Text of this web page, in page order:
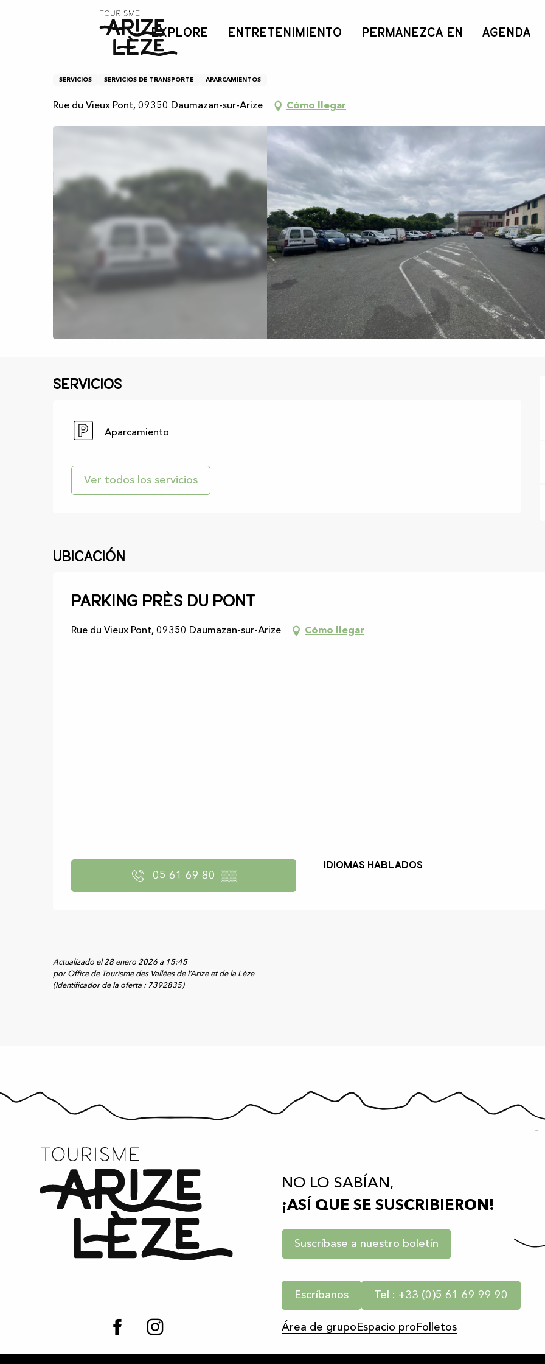
EXPLORE ENTRETENIMIENTO PERMANEZCA EN AGENDA
Parking près du Pont
Parking près du Pont
SERVICIOS SERVICIOS DE TRANSPORTE APARCAMIENTOS
Rue du Vieux Pont, 09350 Daumazan-sur-Arize Cómo llegar
Servicios
Aparcamiento
Ver todos los servicios
Ubicación
Parking près du Pont
Rue du Vieux Pont, 09350 Daumazan-sur-Arize Cómo llegar
05 61 69 80 ▒▒
Idiomas hablados
Idiomas hablados
Actualizado el 28 enero 2026 a 15:45
por Office de Tourisme des Vallées de l’Arize et de la Lèze
(Identificador de la oferta : 7392835)
NO LO SABÍAN,
¡ASÍ QUE SE SUSCRIBIERON!
Suscríbase a nuestro boletín
Escríbanos Tel : +33 (0)5 61 69 99 90
Área de grupo Espacio pro Folletos